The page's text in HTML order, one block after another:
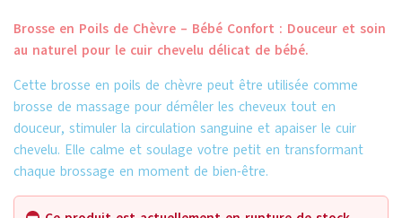
Brosse en Poils de Chèvre – Bébé Confort : Douceur et soin
au naturel pour le cuir chevelu délicat de bébé.
Cette brosse en poils de chèvre peut être utilisée comme
brosse de massage pour démêler les cheveux tout en
douceur, stimuler la circulation sanguine et apaiser le cuir
chevelu. Elle calme et soulage votre petit en transformant
chaque brossage en moment de bien-être.